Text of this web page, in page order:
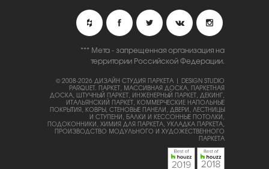
*** Мета - запрещенная организация на
территории Российской Федерации.
© 2008-2026 ДИЗАЙН СТУДИЯ ПАРКЕТА | DESIGN STUDIO
PARQUET. ПАРКЕТ, МАССИВНАЯ ДОСКА, ПАРКЕТНАЯ
ДОСКА, ШТУЧНЫЙ ПАРКЕТ, ИНЖЕНЕРНЫЙ ПАРКЕТ, ДЕКИНГ,
ИТАЛЬЯНСКИЙ ПАРКЕТ, КОММЕРЧЕСКИЕ НАПОЛЬНЫЕ
ПОКРЫТИЯ, КОВРЫ, СТЕНОВЫЕ ПАНЕЛИ, ДВЕРИ, ЛЕСТНИЦЫ
И СТУПЕНИ, БАЛКИ И КЕССОННЫЕ ПОТОЛКИ,
ПОДОКОННИКИ, ХИМИЯ ДЛЯ ПАРКЕТА, УКЛАДКА ПАРКЕТА,
ПРОИЗВОДСТВО МОДУЛЬНОГО И ХУДОЖЕСТВЕННОГО
ПАРКЕТА